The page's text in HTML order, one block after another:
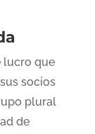
lucro que
socios
plural
de